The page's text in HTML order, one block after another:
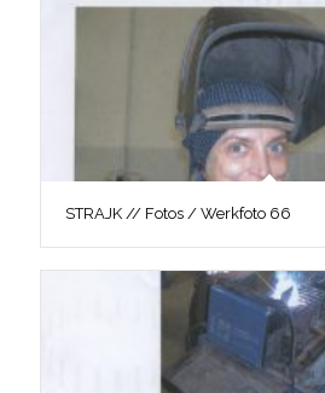
STRAJK // Fotos / Werkfoto 66